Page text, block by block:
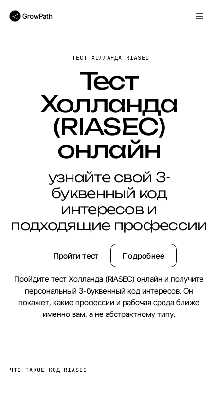
GrowPath
ТЕСТ ХОЛЛАНДА RIASEC
Тест
Холланда
(RIASEC)
онлайн
узнайте свой 3-
буквенный код
интересов и
подходящие профессии
Пройти тест Подробнее
Пройдите тест Холланда (RIASEC) онлайн и получите
персональный 3-буквенный код интересов. Он
покажет, какие профессии и рабочая среда ближе
именно вам, а не абстрактному типу.
ЧТО ТАКОЕ КОД RIASEC